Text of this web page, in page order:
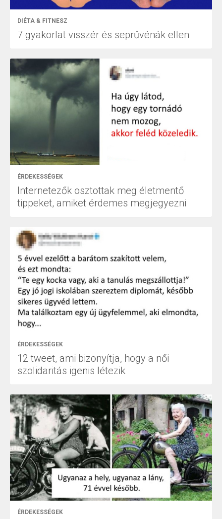
DIÉTA & FITNESZ
7 gyakorlat visszér és seprűvénák ellen
ÉRDEKESSÉGEK
Internetezők osztottak meg életmentő
tippeket, amiket érdemes megjegyezni
ÉRDEKESSÉGEK
12 tweet, ami bizonyítja, hogy a női
szolidaritás igenis létezik
ÉRDEKESSÉGEK